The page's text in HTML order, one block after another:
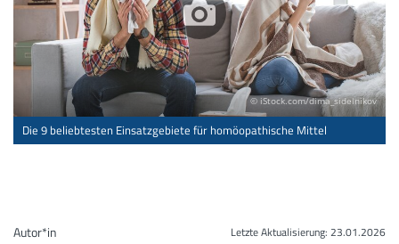
© iStock.com/dima_sidelnikov
Die 9 beliebtesten Einsatzgebiete für homöopathische Mittel
Letzte Aktualisierung: 23.01.2026
Autor*in